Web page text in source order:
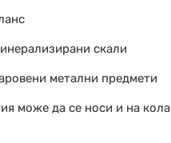
скали
метални предмети
може да се носи и на